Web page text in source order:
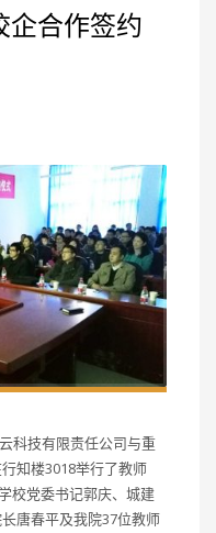
企合作签约
科技有限责任公司与重
知楼3018举行了教师
校党委书记郭庆、城建
唐春平及我院37位教师